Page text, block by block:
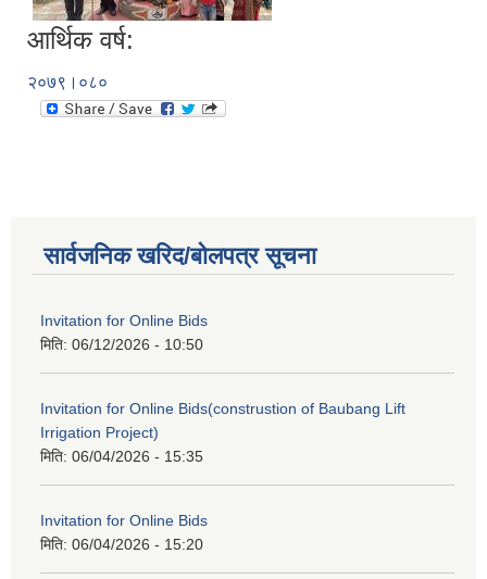
आर्थिक वर्ष:
२०७९।०८०
सार्वजनिक खरिद/बोलपत्र सूचना
Invitation for Online Bids
मिति: 06/12/2026 - 10:50
Invitation for Online Bids(construstion of Baubang Lift
Irrigation Project)
मिति: 06/04/2026 - 15:35
Invitation for Online Bids
मिति: 06/04/2026 - 15:20